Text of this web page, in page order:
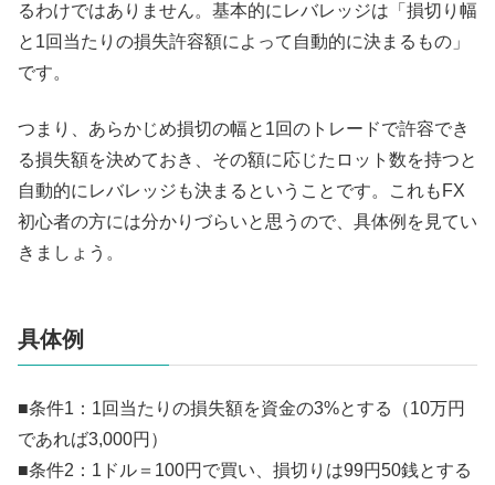
るわけではありません。基本的にレバレッジは「損切り幅
と1回当たりの損失許容額によって自動的に決まるもの」
です。
つまり、あらかじめ損切の幅と1回のトレードで許容でき
る損失額を決めておき、その額に応じたロット数を持つと
自動的にレバレッジも決まるということです。これもFX
初心者の方には分かりづらいと思うので、具体例を見てい
きましょう。
具体例
■条件1：1回当たりの損失額を資金の3%とする（10万円
であれば3,000円）
■条件2：1ドル＝100円で買い、損切りは99円50銭とする